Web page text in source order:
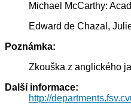
Michael McCarthy:
Edward de Chazal,
Poznámka:
Zkouška z anglického
Další informace:
http://